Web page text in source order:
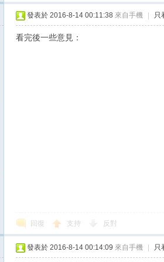
發表於 2016-8-14 00:11:38 來自手機 只
看完後一些意見：
回復 支持 反對
發表於 2016-8-14 00:14:09 來自手機 只